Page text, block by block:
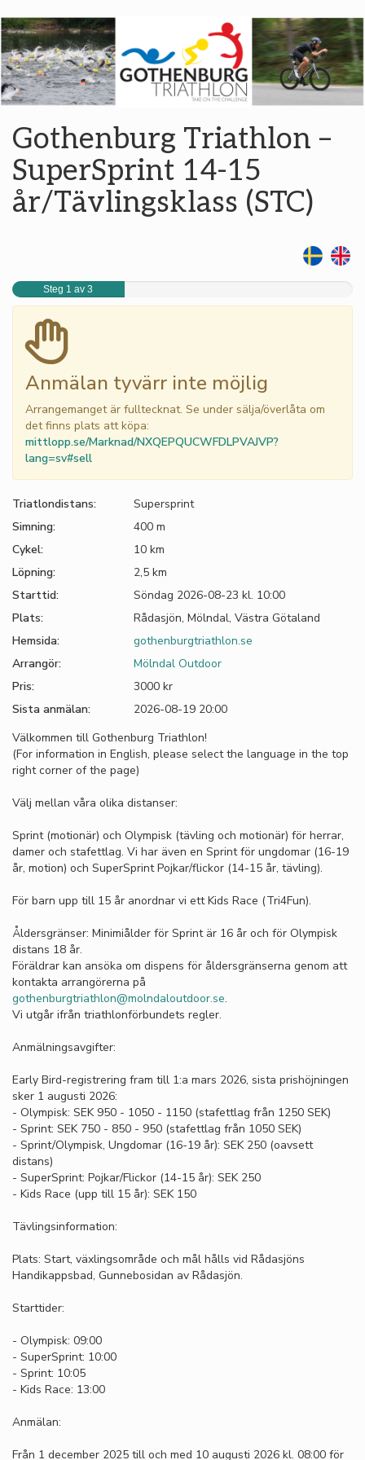
Gothenburg Triathlon –
SuperSprint 14-15
år/Tävlingsklass (STC)
Steg 1 av 3
Anmälan tyvärr inte möjlig
Arrangemanget är fulltecknat. Se under sälja/överlåta om
det finns plats att köpa:
mittlopp.se/Marknad/NXQEPQUCWFDLPVAJVP?
lang=sv#sell
Triatlondistans:
Supersprint
Simning:
400 m
Cykel:
10 km
Löpning:
2,5 km
Starttid:
Söndag 2026-08-23 kl. 10:00
Plats:
Rådasjön, Mölndal, Västra Götaland
Hemsida:
gothenburgtriathlon.se
Arrangör:
Mölndal Outdoor
Pris:
3000 kr
Sista anmälan:
2026-08-19 20:00
Välkommen till Gothenburg Triathlon!
(For information in English, please select the language in the top
right corner of the page)
Välj mellan våra olika distanser:
Sprint (motionär) och Olympisk (tävling och motionär) för herrar,
damer och stafettlag. Vi har även en Sprint för ungdomar (16-19
år, motion) och SuperSprint Pojkar/flickor (14-15 år, tävling).
För barn upp till 15 år anordnar vi ett Kids Race (Tri4Fun).
Åldersgränser: Minimiålder för Sprint är 16 år och för Olympisk
distans 18 år.
Föräldrar kan ansöka om dispens för åldersgränserna genom att
kontakta arrangörerna på
gothenburgtriathlon@molndaloutdoor.se.
Vi utgår ifrån triathlonförbundets regler.
Anmälningsavgifter:
Early Bird-registrering fram till 1:a mars 2026, sista prishöjningen
sker 1 augusti 2026:
- Olympisk: SEK 950 - 1050 - 1150 (stafettlag från 1250 SEK)
- Sprint: SEK 750 - 850 - 950 (stafettlag från 1050 SEK)
- Sprint/Olympisk, Ungdomar (16-19 år): SEK 250 (oavsett
distans)
- SuperSprint: Pojkar/Flickor (14-15 år): SEK 250
- Kids Race (upp till 15 år): SEK 150
Tävlingsinformation:
Plats: Start, växlingsområde och mål hålls vid Rådasjöns
Handikappsbad, Gunnebosidan av Rådasjön.
Starttider:
- Olympisk: 09:00
- SuperSprint: 10:00
- Sprint: 10:05
- Kids Race: 13:00
Anmälan:
Från 1 december 2025 till och med 10 augusti 2026 kl. 08:00 för